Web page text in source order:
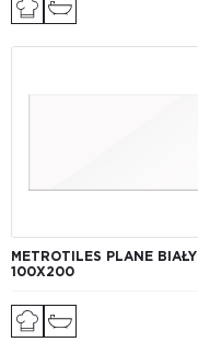
METROTILES PLANE BIAŁY
100X200